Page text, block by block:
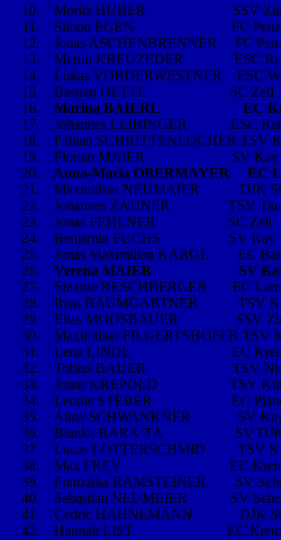
Moritz HUBER
Simon EGEN FC
Jonas
Martin KREUZEDER
Lukas
Bastian OETTL
Marina BAIERL EC
Johannes LEIBINGER
Fabian
Florian MAIER
Anna-Maria OBERMAYER
Maximilian NEUMAIER
Johannes ZAUNER
Jonas FEHLNER
Benjamin
Jonas Maximilian KARGL
Verena MAIER SV
Simone RESCHBERGER
Ilyas BAUMGARTNER
Elias MOOSBAUER
Maximilian
Lena LINDL EC
Tobias BAUER TSV
Jonas KREPOLD
Leonie STEBER EC
Alina
Bianka BARA`TA SV
Lucas LOTTERSCHMID
Max FREY EC
Franziska RAMSTEINER
Sebastian NEUMEIER
Cedric HAHNEMANN
Hannah LIST EC